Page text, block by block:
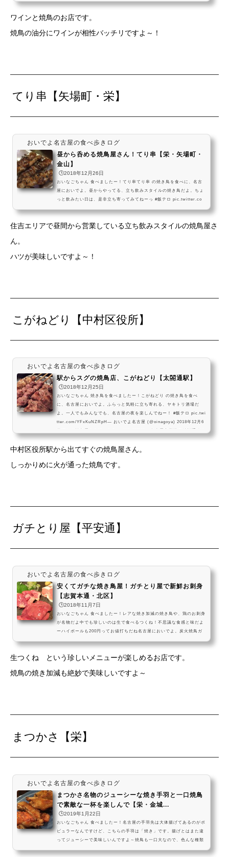
から探してみてねーほかのワインのお店 営業時間11時30分～14時00分,
す☆
ワインと焼鳥のお店です。
焼鳥の油分にワインが相性バッチリですよ～！
てり串【矢場町・栄】
おいでよ名古屋の食べ歩きログ
昼から呑める焼鳥屋さん！てり串【栄・矢場町・
金山】
🕒️2018年12月26日
おいなごちゃん 食べましたー！てり串てり串 の焼き鳥を食べに、名古
屋においでよ。昼からやってる、立ち飲みスタイルの焼き鳥だよ。ちょ
っと飲みたい日は、是非立ち寄ってみてねーっ #飯テロ pic.twitter.co
総合駅付近にある、格安価格の焼鳥専門店なんだね！ 椅子も一応あるん
住吉エリアで昼間から営業している立ち飲みスタイルの焼鳥屋さ
ん。
ハツが美味しいですよ～！
こがねどり【中村区役所】
おいでよ名古屋の食べ歩きログ
駅からスグの焼鳥店、こがねどり【太閤通駅】
🕒️2018年12月25日
おいなごちゃん 焼き鳥を食べましたー！こがねどり の焼き鳥を食べ
に、名古屋においでよ。ふらっと気軽に立ち寄れる、ヤキトリ酒場だ
よ。一人でもみんなでも、名古屋の夜を楽しんでねー！ #飯テロ pic.twi
tter.com/YFxKuNZRpH— おいでよ名古屋 (@oinagoya) 2018年12月6
太閤通駅からすぐの場所にある、焼鳥酒場なんだね～！ 一人でも入りや
すい雰囲気の焼鳥酒場だったよ～！こがねどりへのアクセス 愛知県名古
中村区役所駅から出てすぐの焼鳥屋さん。
しっかりめに火が通った焼鳥です。
ガチとり屋【平安通】
おいでよ名古屋の食べ歩きログ
安くてガチな焼き鳥屋！ガチとり屋で新鮮お刺身
【志賀本通・北区】
🕒️2018年11月7日
おいなごちゃん 食べましたー！レアな焼き加減の焼き鳥や、鶏のお刺身
が名物だよ中でも珍しいのは生で食べるつくね！不思議な食感と味だよ
ーハイボールも200円ってお値打ちだね名古屋においでよ。炭火焼鳥ガ
200円とコスパも素敵なお店で、名古屋の夜を楽しんでいってねー！ #
2018年8月10日愛知県名古屋市北区紅雲町４６ ...
生つくね という珍しいメニューが楽しめるお店です。
焼鳥の焼き加減も絶妙で美味しいですよ～
まつかさ【栄】
おいでよ名古屋の食べ歩きログ
まつかさ名物のジューシーな焼き手羽と一口焼鳥
で素敵な一杯を楽しんで【栄・金城...
🕒️2019年1月22日
おいなごちゃん 食べましたー！名古屋の手羽先は大体揚げてあるのがポ
ピュラーなんですけど、こちらの手羽は「焼き」です。揚げとはまた違
ってジューシーで美味しいんですよ～焼鳥も一口大なので、色んな種類